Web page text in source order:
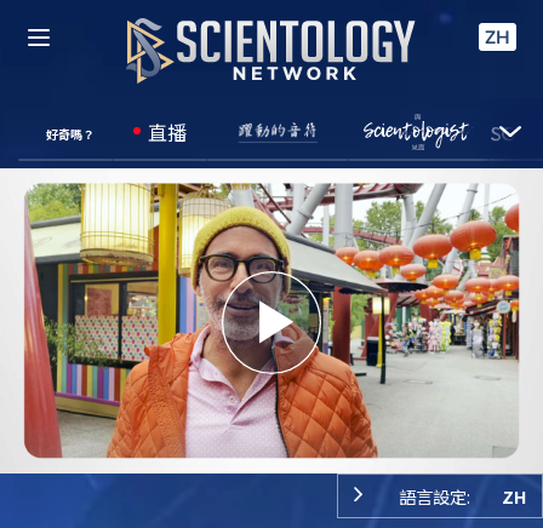
ZH
好奇嗎？ 直播
Play
Video
語言設定: ZH